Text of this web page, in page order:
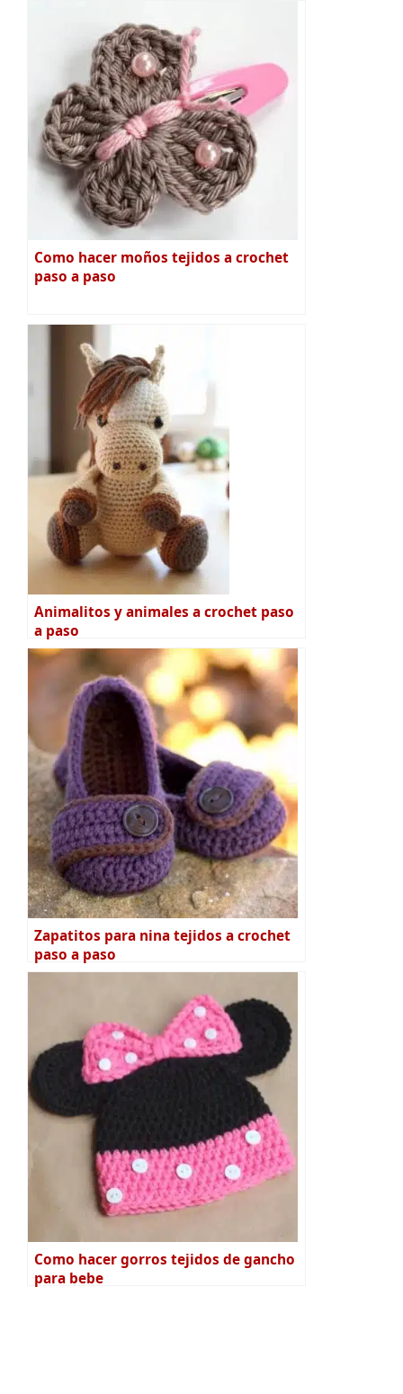
Como hacer moños tejidos a crochet
paso a paso
Animalitos y animales a crochet paso
a paso
Zapatitos para nina tejidos a crochet
paso a paso
Como hacer gorros tejidos de gancho
para bebe